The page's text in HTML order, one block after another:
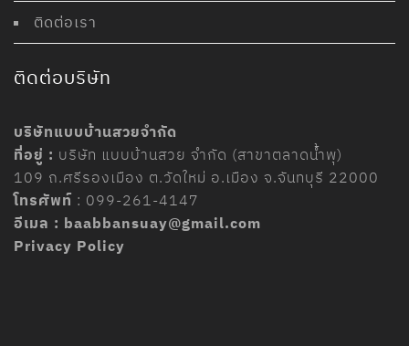
ติดต่อเรา
ติดต่อบริษัท
บริษัทแบบบ้านสวยจำกัด
ที่อยู่ : บริษัท แบบบ้านสวย จำกัด (สาขาตลาดน้ำพุ)
109 ถ.ศรีรองเมือง ต.วัดใหม่ อ. เมือง จ.จันทบุรี 22000
โทรศัพท์ : 099-261-4147
อีเมล : baabbansuay@gmail.com
Privacy Policy